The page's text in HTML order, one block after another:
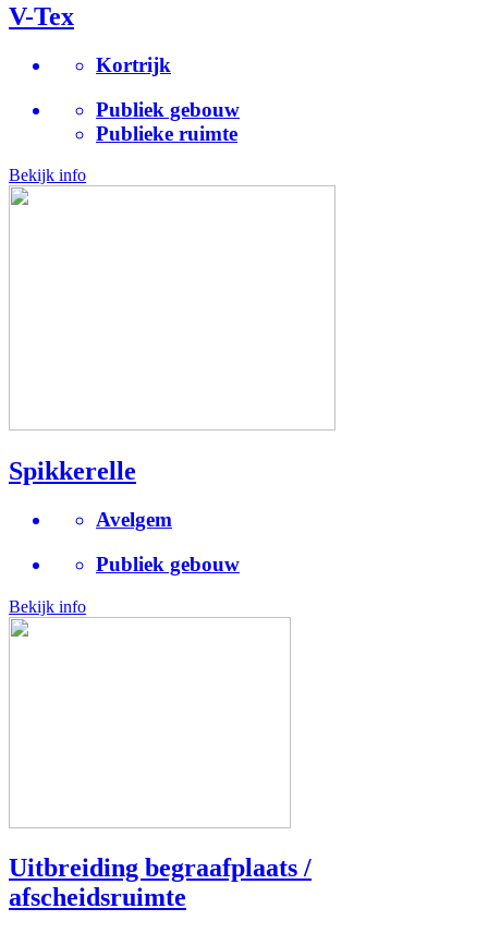
V-Tex
Kortrijk
Publiek gebouw
Publieke ruimte
Bekijk info
Spikkerelle
Avelgem
Publiek gebouw
Bekijk info
Uitbreiding begraafplaats /
afscheidsruimte